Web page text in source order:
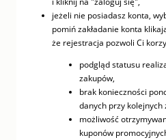
jeżeli nie posiadasz konta,
pomiń zakładanie konta
że rejestracja pozwoli Ci
podgląd statusu
zakupów,
brak konieczności
danych przy kolejnych
możliwość
kuponów